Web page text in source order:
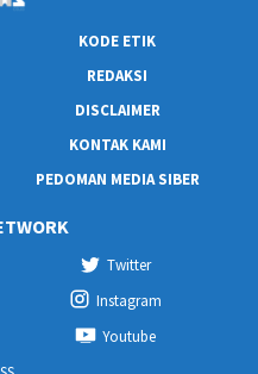
KODE ETIK
REDAKSI
DISCLAIMER
KONTAK KAMI
PEDOMAN MEDIA SIBER
Twitter
Instagram
Youtube